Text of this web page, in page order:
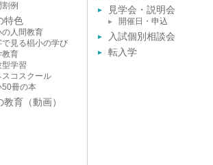
例
特色
の人間教育
で見る椙小の学び
教育
型学習
スコスクール
50冊の本
教育（動画）
見学会・説明会
開催日・申込
入試個別相談会
転入学